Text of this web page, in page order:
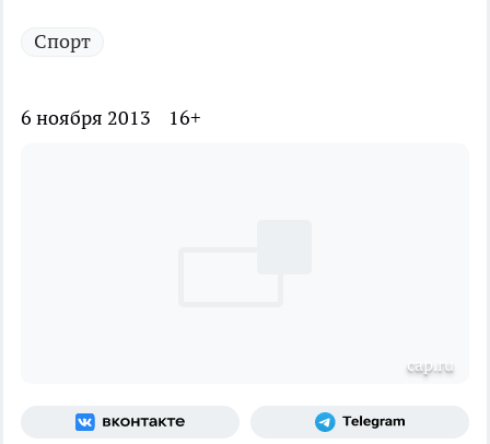
Спорт
6 ноября 2013 16+
cap.ru